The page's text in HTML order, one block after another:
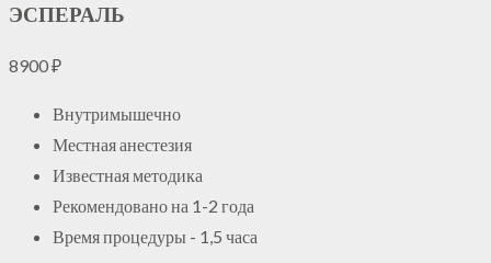
ЭСПЕРАЛЬ
8900₽
Внутримышечно
Местная анестезия
Известная методика
Рекомендовано на 1-2 года
Время процедуры - 1,5 часа